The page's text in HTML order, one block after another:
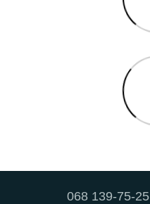
068 139-75-25